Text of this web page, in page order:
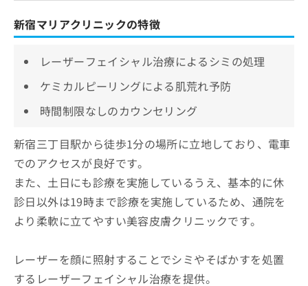
新宿マリアクリニックの特徴
レーザーフェイシャル治療によるシミの処理
ケミカルピーリングによる肌荒れ予防
時間制限なしのカウンセリング
新宿三丁目駅から徒歩1分の場所に立地しており、電車
でのアクセスが良好です。
また、土日にも診療を実施しているうえ、基本的に休
診日以外は19時まで診療を実施しているため、通院を
より柔軟に立てやすい美容皮膚クリニックです。
レーザーを顔に照射することでシミやそばかすを処置
するレーザーフェイシャル治療を提供。